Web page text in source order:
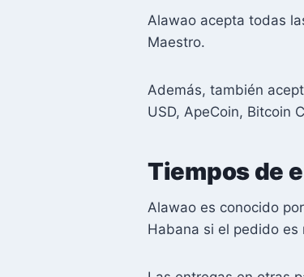
Alawao acepta todas
Maestro.
Además, también
USD, ApeCoin, Bitcoin
Tiempos de
Alawao es conocido
Habana si el pedido